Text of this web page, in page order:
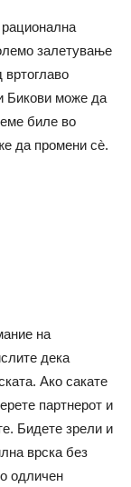
залетување
Бикови може да
биле во
да промени сè.
на
дека
Ако сакате
партнерот и
Бидете зрели и
врска без
одличен